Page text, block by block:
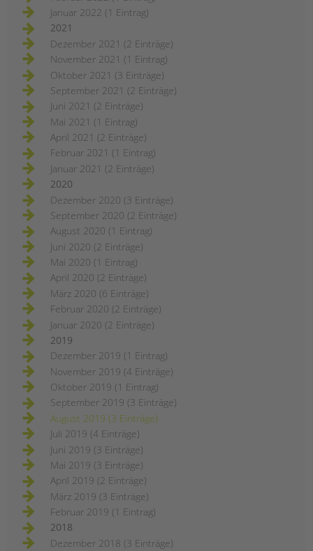
Januar 2022 (1 Eintrag)
2021
Dezember 2021 (2 Einträge)
November 2021 (1 Eintrag)
Oktober 2021 (3 Einträge)
September 2021 (2 Einträge)
Juni 2021 (2 Einträge)
Mai 2021 (1 Eintrag)
April 2021 (2 Einträge)
Februar 2021 (1 Eintrag)
Januar 2021 (2 Einträge)
2020
Dezember 2020 (3 Einträge)
September 2020 (2 Einträge)
August 2020 (1 Eintrag)
Juni 2020 (2 Einträge)
Mai 2020 (1 Eintrag)
April 2020 (2 Einträge)
März 2020 (6 Einträge)
Februar 2020 (2 Einträge)
Januar 2020 (2 Einträge)
2019
Dezember 2019 (1 Eintrag)
November 2019 (4 Einträge)
Oktober 2019 (1 Eintrag)
September 2019 (3 Einträge)
August 2019 (3 Einträge)
Juli 2019 (4 Einträge)
Juni 2019 (3 Einträge)
Mai 2019 (3 Einträge)
April 2019 (2 Einträge)
März 2019 (3 Einträge)
Februar 2019 (1 Eintrag)
2018
Dezember 2018 (3 Einträge)